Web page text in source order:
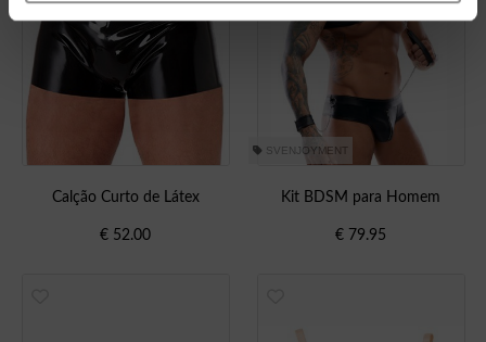
Calção Curto de Látex
€ 52.00
SVENJOYMENT
Kit BDSM para Homem
€ 79.95